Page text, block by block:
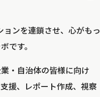
ンを連鎖させ、心がもっ
です。
・自治体の皆様に向け
援、レポート作成、視察